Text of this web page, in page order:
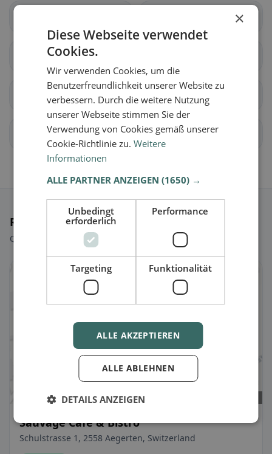
Bleienbach
Langenthal
Lotzwil Madiswil
Ristoranti selezionati
Qualche scelta per iniziare subito.
Sauvage Café & Bistro
Schulstrasse 1, 2558 Aegerten, Switzerland
×
Diese Webseite verwendet
Cookies.
Wir verwenden Cookies, um die
Benutzerfreundlichkeit unserer Website zu
verbessern. Durch die weitere Nutzung
unserer Webseite stimmen Sie der
Verwendung von Cookies gemäß unserer
Cookie-Richtlinie zu.Weitere
Informationen
ALLE PARTNER ANZEIGEN(1650) →
Unbedingt
erforderlich
Performance
Targeting Funktionalität
ALLE AKZEPTIEREN
ALLE ABLEHNEN
DETAILS ANZEIGEN